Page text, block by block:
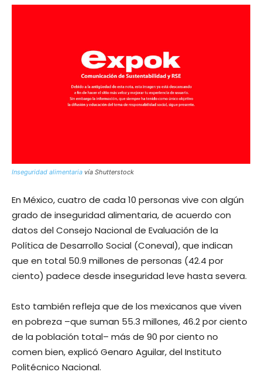
Inseguridad alimentaria vía Shutterstock
En México, cuatro de cada 10 personas vive con algún
grado de inseguridad alimentaria, de acuerdo con
datos del Consejo Nacional de Evaluación de la
Política de Desarrollo Social (Coneval), que indican
que en total 50.9 millones de personas (42.4 por
ciento) padece desde inseguridad leve hasta severa.
Esto también refleja que de los mexicanos que viven
en pobreza –que suman 55.3 millones, 46.2 por ciento
de la población total– más de 90 por ciento no
comen bien, explicó Genaro Aguilar, del Instituto
Politécnico Nacional.